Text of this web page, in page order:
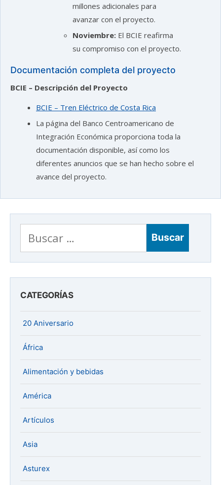
millones adicionales para
avanzar con el proyecto.
Noviembre: El BCIE reafirma
su compromiso con el proyecto.
Documentación completa del proyecto
BCIE – Descripción del Proyecto
BCIE – Tren Eléctrico de Costa Rica
La página del Banco Centroamericano de
Integración Económica proporciona toda la
documentación disponible, así como los
diferentes anuncios que se han hecho sobre el
avance del proyecto.
Buscar:
CATEGORÍAS
20 Aniversario
África
Alimentación y bebidas
América
Artículos
Asia
Asturex